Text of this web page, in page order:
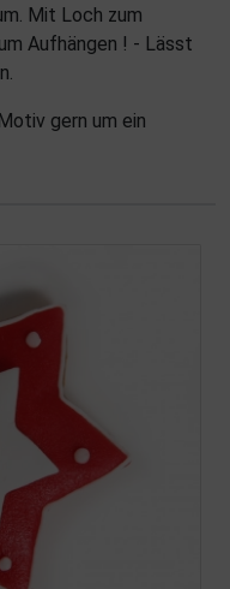
Mit Loch zum
Aufhängen ! - Lässt
gern um ein